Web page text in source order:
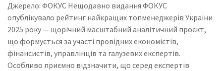
Джерело: ФОКУС Нещодавно видання ФОКУС
опублікувало рейтинг найкращих топменеджерів України
2025 року — щорічний масштабний аналітичний проєкт,
що формується за участі провідних економістів,
фінансистів, управлінців та галузевих експертів.
Особливо приємно відзначити, що серед експертів